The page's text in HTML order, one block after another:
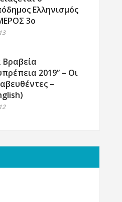
Ελληνισμός
3ο
13
Βραβεία
2019” – Οι
–
12